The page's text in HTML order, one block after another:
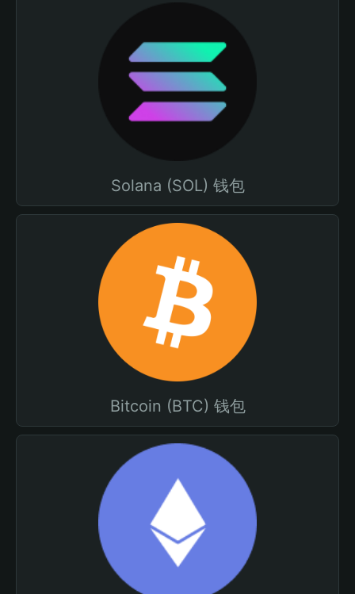
Solana (SOL) 钱包
Bitcoin (BTC) 钱包